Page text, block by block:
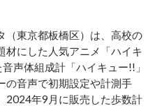
東京都板橋区）は、高校の
材にした人気アニメ「ハイキ
声体組成計「ハイキュー!!」
の音声で初期設定や計測手
2024年9月に販売した歩数計